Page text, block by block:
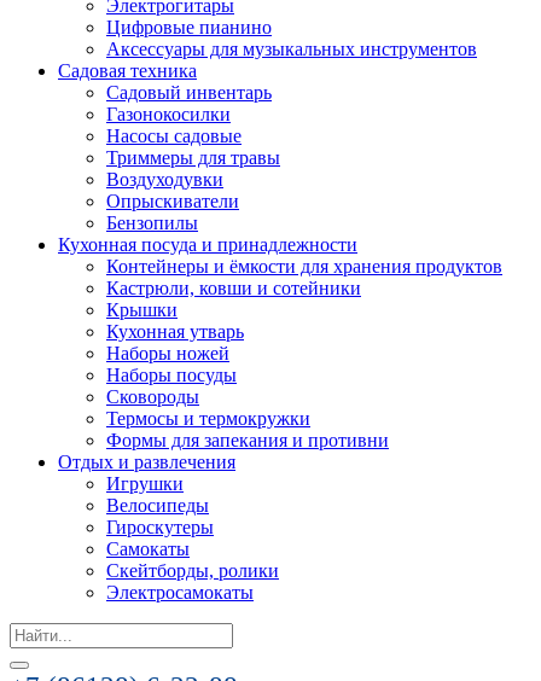
Электрогитары
Цифровые пианино
Аксессуары для музыкальных инструментов
Садовая техника
Садовый инвентарь
Газонокосилки
Насосы садовые
Триммеры для травы
Воздуходувки
Опрыскиватели
Бензопилы
Кухонная посуда и принадлежности
Контейнеры и ёмкости для хранения продуктов
Кастрюли, ковши и сотейники
Крышки
Кухонная утварь
Наборы ножей
Наборы посуды
Сковороды
Термосы и термокружки
Формы для запекания и противни
Отдых и развлечения
Игрушки
Велосипеды
Гироскутеры
Самокаты
Скейтборды, ролики
Электросамокаты
Search
for: